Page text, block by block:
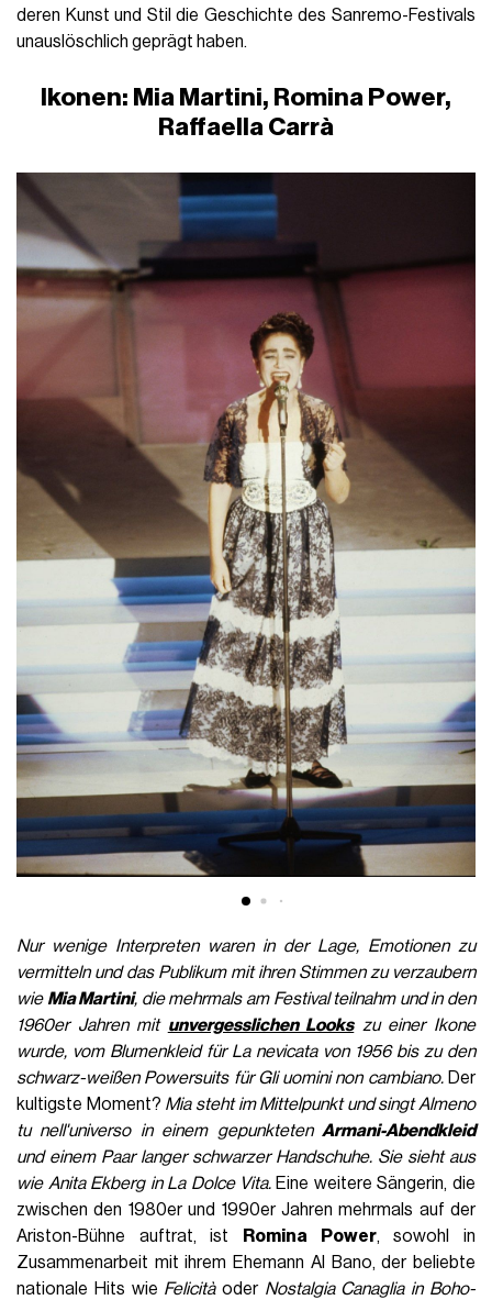
deren Kunst und Stil die Geschichte des Sanremo-Festivals
unauslöschlich geprägt haben.
Ikonen: Mia Martini, Romina Power,
Raffaella Carrà
Nur wenige Interpreten waren in der Lage, Emotionen zu
vermitteln und das Publikum mit ihren Stimmen zu verzaubern
wie Mia Martini, die mehrmals am Festival teilnahm und in den
1960er Jahren mit unvergesslichen Lookszu einer Ikone
wurde, vom Blumenkleid für La nevicatavon 1956 bis zu den
schwarz-weißen Powersuits für Gli uomini non cambiano.Der
kultigste Moment? Mia steht im Mittelpunkt und singtAlmeno
tu nell'universoin einem gepunkteten Armani-Abendkleid
und einem Paar langer schwarzer Handschuhe. Sie sieht aus
wie Anita Ekberg in La Dolce Vita. Eine weitere Sängerin, die
zwischen den 1980er und 1990er Jahren mehrmals auf der
Ariston-Bühne auftrat, ist
Romina Power, sowohl in
Zusammenarbeit mit ihrem Ehemann Al Bano, der beliebte
nationale Hits wie Felicitàoder Nostalgia Canaglia in Boho-